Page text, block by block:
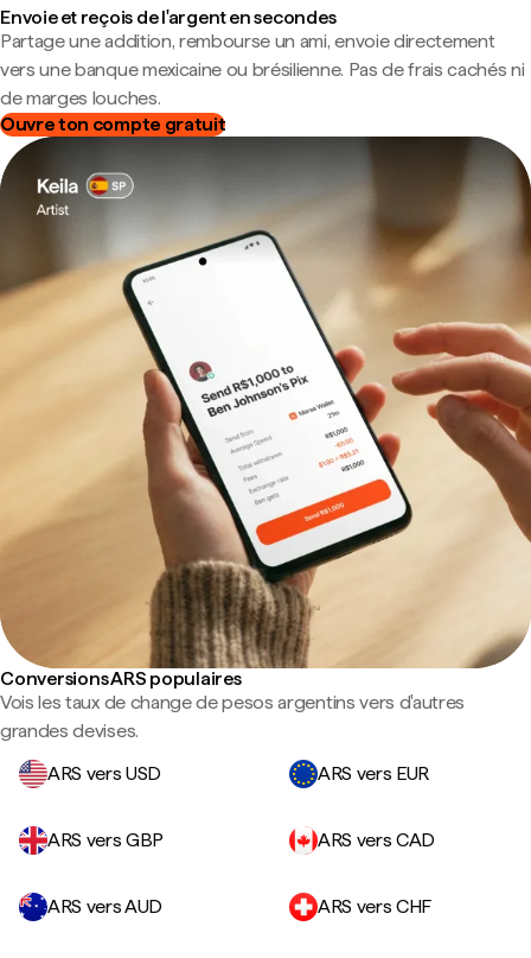
Envoie et reçois de l'argent en secondes
Partage une addition, rembourse un ami, envoie directement
vers une banque mexicaine ou brésilienne. Pas de frais cachés ni
de marges louches.
Ouvre ton compte gratuit
Conversions ARS populaires
Vois les taux de change de pesos argentins vers d'autres
grandes devises.
ARS vers USD
ARS vers EUR
ARS vers GBP ARS vers CAD
ARS vers AUD ARS vers CHF